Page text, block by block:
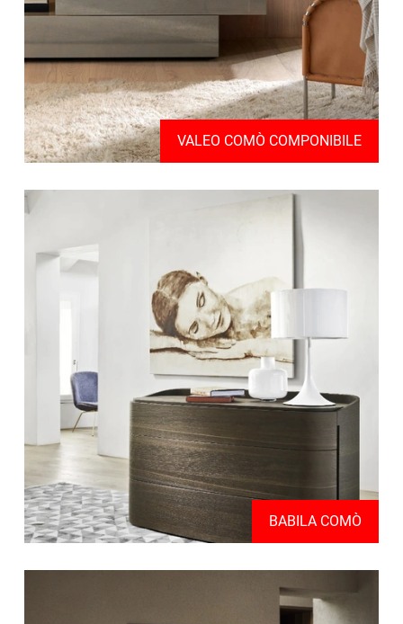
VALEO COMÒ COMPONIBILE
BABILA COMÒ